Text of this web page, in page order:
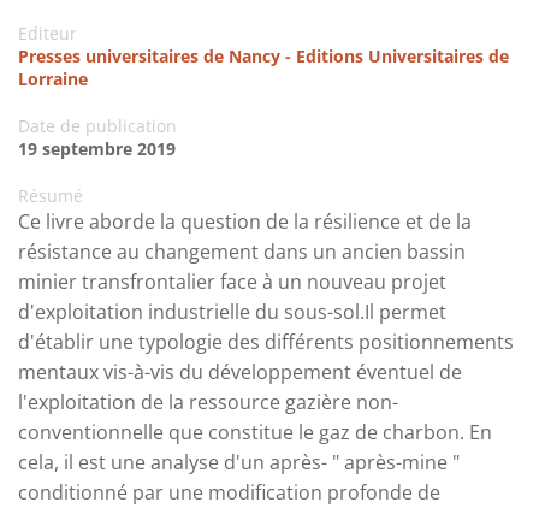
Editeur
Presses universitaires de Nancy - Editions Universitaires de
Lorraine
Date de publication
19 septembre 2019
Résumé
Ce livre aborde la question de la résilience et de la
résistance au changement dans un ancien bassin
minier transfrontalier face à un nouveau projet
d'exploitation industrielle du sous-sol.Il permet
d'établir une typologie des différents positionnements
mentaux vis-à-vis du développement éventuel de
l'exploitation de la ressource gazière non-
conventionnelle que constitue le gaz de charbon. En
cela, il est une analyse d'un après- " après-mine "
conditionné par une modification profonde de